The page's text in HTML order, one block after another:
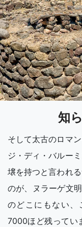
知
そして太古のロマ
ジ・ディ・バルー
壌を持つと言われ
のが、ヌラーゲ文
のどこにもない、
7000ほど残ってい